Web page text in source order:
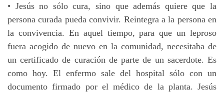
• Jesús no sólo cura, sino que además quiere que la
persona curada pueda convivir. Reintegra a la persona en
la convivencia. En aquel tiempo, para que un leproso
fuera acogido de nuevo en la comunidad, necesitaba de
un certificado de curación de parte de un sacerdote. Es
como hoy. El enfermo sale del hospital sólo con un
documento firmado por el médico de la planta. Jesús